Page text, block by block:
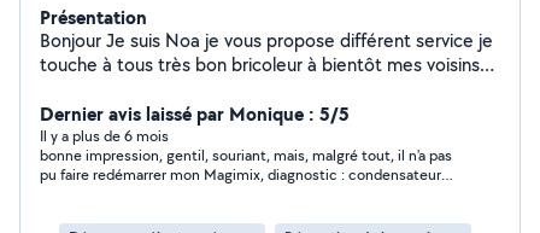
Présentation
Bonjour Je suis Noa je vous propose différent service je
touche à tous très bon bricoleur à bientôt mes voisins
je vous rappel merci
Dernier avis laissé par Monique : 5/5
Il y a plus de 6 mois
bonne impression, gentil, souriant, mais, malgré tout, il n'a pas
pu faire redémarrer mon Magimix, diagnostic : condensateur